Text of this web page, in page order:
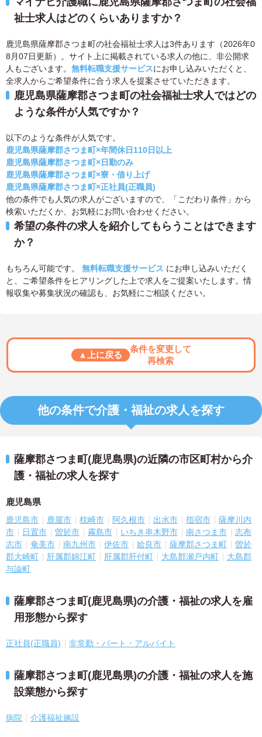
祉士求人はどのくらいありますか？
鹿児島県薩摩郡さつま町の社会福祉士求人は3件あります（2026年0
8月07日更新）。サイト上に掲載されている求人の他に、非公開求
人もございます。 無料転職支援サービスにお申し込みいただくと、
全求人からご希望条件に合う求人を提案させていただきます。
鹿児島県薩摩郡さつま町の社会福祉士求人ではどの
ような条件が人気ですか？
以下のような条件が人気です。
鹿児島県薩摩郡さつま町×年間休日110日以上
鹿児島県薩摩郡さつま町×日勤のみ
鹿児島県薩摩郡さつま町×寮・借り上げ
鹿児島県薩摩郡さつま町×正社員(正職員)
他の条件でも人気の求人がございますので、「こだわり条件」から
検索いただくか、お気軽にお問い合わせください。
希望の条件の求人を紹介してもらうことはできます
か？
もちろん可能です。 無料転職支援サービス にお申し込みいただく
と、ご希望条件をヒアリングした上で求人をご提案いたします。情
報収集や募集状況の確認も、お気軽にご相談ください。
▲上に戻る
条件を変更して
再検索
他の条件で介護・福祉の求人を探す
薩摩郡さつま町(鹿児島県)の近隣の市区町村から介
護・福祉の求人を探す
鹿児島県
鹿児島市 鹿屋市 枕崎市 阿久根市 出水市 指宿市
薩摩川内
市
日置市 曽於市 霧島市 いちき串木野市 南さつま市
志布
志市
奄美市 南九州市 伊佐市 姶良市 薩摩郡さつま町
曽於
郡大崎町
肝属郡錦江町 肝属郡肝付町 大島郡瀬戸内町
大島郡
与論町
薩摩郡さつま町(鹿児島県)の介護・福祉の求人を雇
用形態から探す
正社員(正職員) 非常勤・パート・アルバイト
薩摩郡さつま町(鹿児島県)の介護・福祉の求人を施
設業態から探す
病院 介護福祉施設